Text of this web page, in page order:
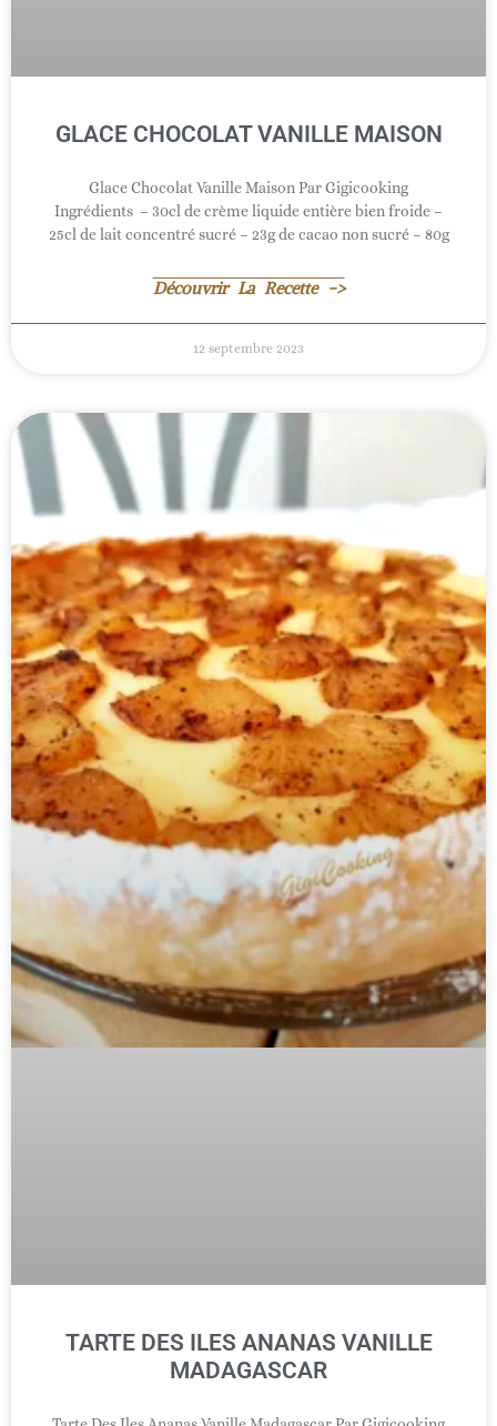
GLACE CHOCOLAT VANILLE MAISON
Glace Chocolat Vanille Maison Par Gigicooking
Ingrédients – 30cl de crème liquide entière bien froide –
25cl de lait concentré sucré – 23g de cacao non sucré – 80g
Découvrir La Recette ->
12 septembre 2023
TARTE DES ILES ANANAS VANILLE
MADAGASCAR